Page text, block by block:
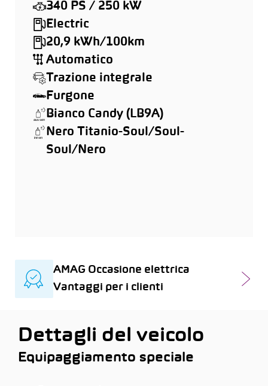
340 PS / 250 kW
Electric
20,9 kWh/100km
Automatico
Trazione integrale
Furgone
Bianco Candy (LB9A)
Nero Titanio-Soul/Soul-
Soul/Nero
AMAG Occasione elettrica
Vantaggi per i clienti
Dettagli del veicolo
Equipaggiamento speciale